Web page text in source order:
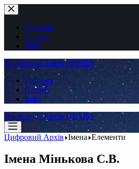
Перейти
до
вмістуГоловна
Пошук
Інфо
Цифровий Архів ННМБУ
Головна
Пошук
Інфо
Цифровий Архів ННМБУ
Цифровий Архів Імена Елементи
Імена Мінькова С.В.